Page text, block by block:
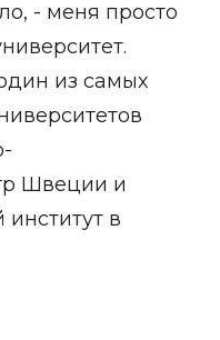
- меня просто
из самых
Швеции и
в